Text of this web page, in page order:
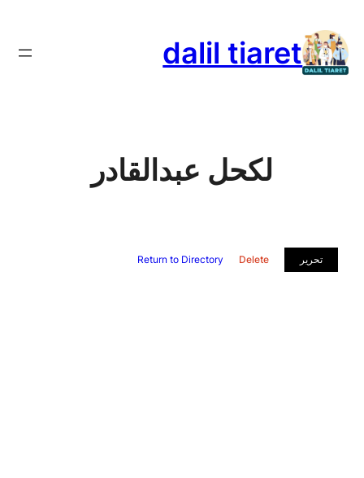
إلى
المحتوى
dalil tiaret
لكحل عبدالقادر
تحرير Delete
Return to Directory